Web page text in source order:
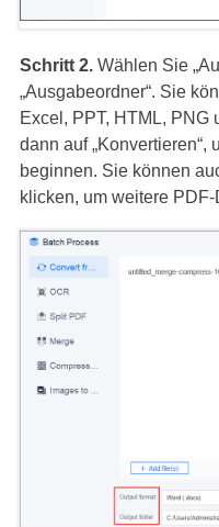
Schritt 2.Wählen Sie
„Ausgabeordner“. Sie
Excel, PPT, HTML, PNG
dann auf „Konvertieren“,
beginnen. Sie können
klicken, um weitere